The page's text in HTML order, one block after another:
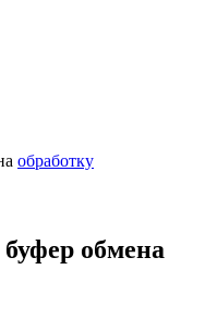
обработку
обмена